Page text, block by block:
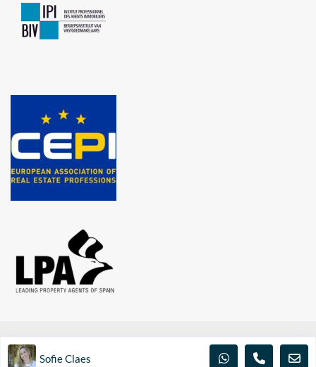
© INVESTINSPAIN.BE 2020 | Alle rechten voorbehouden | BA en
borgstelling via NV AXA Belgium (polisnr. 730.390.160)
Sofie Claes